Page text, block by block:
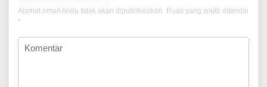
Alamat email Anda tidak akan dipublikasikan. Ruas yang wajib ditandai
*